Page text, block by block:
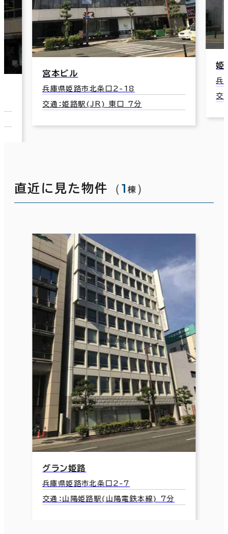
宮本ビル
兵庫県姫路市北条口2-18
交通：姫路駅(JR) 東口 7分
姫路駅南マ
兵庫県姫路
交通：姫路
直近に見た物件 （1 棟 ）
グラン姫路
兵庫県姫路市北条口2-7
交通：山陽姫路駅(山陽電鉄本線) 7分